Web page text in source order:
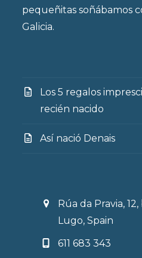
pequeñitas soñábamos
Galicia.
Los 5 regalos
recién nacido
Así nació Denais
Rúa da Pravia,
Lugo, Spain
611 683 343